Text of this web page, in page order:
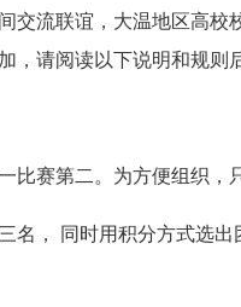
交流联谊，大温地区高校
，请阅读以下说明和规则
比赛第二。为方便组织，
名， 同时用积分方式选